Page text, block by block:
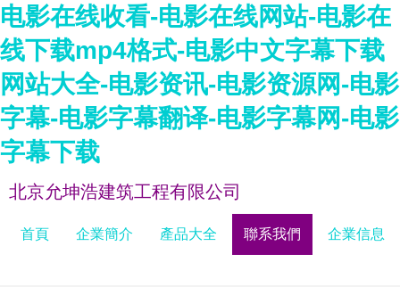
电影在线收看-电影在线网站-电影在
线下载mp4格式-电影中文字幕下载
网站大全-电影资讯-电影资源网-电影
字幕-电影字幕翻译-电影字幕网-电影
字幕下载
北京允坤浩建筑工程有限公司
首頁 企業簡介 產品大全 聯系我們 企業信息